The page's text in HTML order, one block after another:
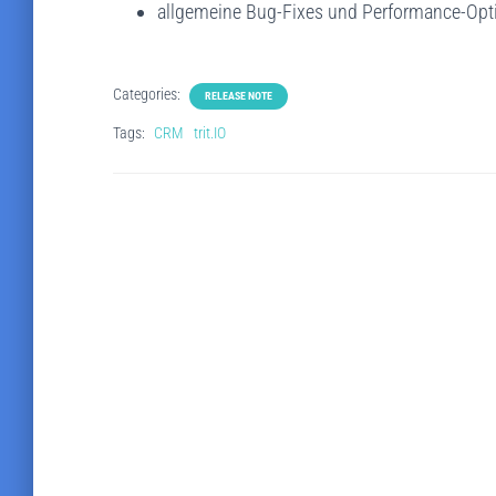
allgemeine Bug-Fixes und Performance-
Categories: RELEASE NOTE
Tags: CRM trit.IO